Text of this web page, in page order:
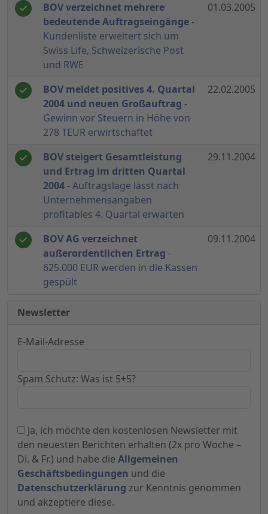
BOV verzeichnet mehrere
bedeutende Auftragseingänge -
Kundenliste erweitert sich um
Swiss Life, Schweizerische Post
und RWE
01.03.2005
BOV meldet positives 4. Quartal
2004 und neuen Großauftrag -
Gewinn vor Steuern in Höhe von
278 TEUR erwirtschaftet
22.02.2005
BOV steigert Gesamtleistung
und Ertrag im dritten Quartal
2004 - Auftragslage lässt nach
Unternehmensangaben
profitables 4. Quartal erwarten
29.11.2004
BOV AG verzeichnet
außerordentlichen Ertrag -
625.000 EUR werden in die Kassen
gespült
09.11.2004
Newsletter
E-Mail-Adresse
Spam Schutz: Was ist 5+5?
Ja, ich möchte den kostenlosen Newsletter mit
den neuesten Berichten erhalten (2x pro Woche –
Di. & Fr.) und habe die Allgemeinen
Geschäftsbedingungen und die
Datenschutzerklärung zur Kenntnis genommen
und akzeptiere diese.